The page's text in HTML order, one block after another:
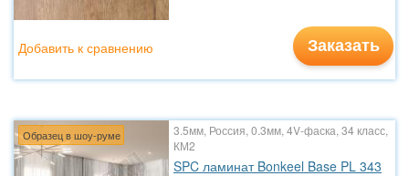
Заказать
Добавить к сравнению
Образец в шоу-руме
3.5мм, Россия, 0.3мм, 4V-фаска, 34 класс,
КМ2
SPC ламинат Bonkeel Base PL 343